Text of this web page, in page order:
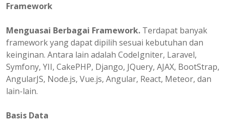
Framework
Menguasai Berbagai Framework. Terdapat banyak
framework yang dapat dipilih sesuai kebutuhan dan
keinginan. Antara lain adalah CodeIgniter, Laravel,
Symfony, YII, CakePHP, Django, JQuery, AJAX, BootStrap,
AngularJS, Node.js, Vue.js, Angular, React, Meteor, dan
lain-lain.
Basis Data